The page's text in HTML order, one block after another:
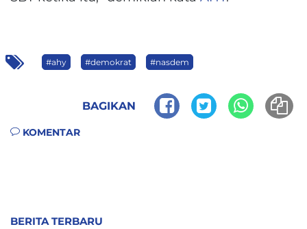
#ahy #demokrat #nasdem
BAGIKAN
KOMENTAR
BERITA TERBARU